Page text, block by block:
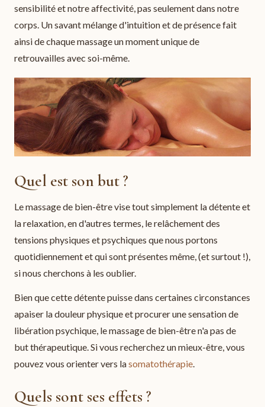
sensibilité et notre affectivité, pas seulement dans notre
corps. Un savant mélange d'intuition et de présence fait
ainsi de chaque massage un moment unique de
retrouvailles avec soi-même.
Quel est son but ?
Le massage de bien-être vise tout simplement la détente et
la relaxation, en d'autres termes, le relâchement des
tensions physiques et psychiques que nous portons
quotidiennement et qui sont présentes même, (et surtout !),
si nous cherchons à les oublier.
Bien que cette détente puisse dans certaines circonstances
apaiser la douleur physique et procurer une sensation de
libération psychique, le massage de bien-être n'a pas de
but thérapeutique. Si vous recherchez un mieux-être, vous
pouvez vous orienter vers lasomatothérapie.
Quels sont ses effets ?